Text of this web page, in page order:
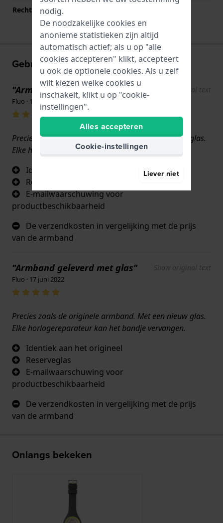
Rechte aanzet
Gebruikerservaringen
"Armband geleverd met glas" Show original text
Fluo · 17 juni 2022
Precies zoals de originele armband. Met een nieuw glas.
Elke horlogereparateur kan het bandje vervangen.
Identiek aan het origineel
Reserveglas
E-mailwaarschuwing voor
productbeschikbaarheid
De verzendkosten in vergelijking met de prijs
van de armband
"Armband geleverd met glas" Show original text
Fluo · 17 juni 2022
Precies zoals de originele armband. Met een nieuw glas.
Elke horlogereparateur kan het bandje vervangen.
Identiek aan het origineel
Reserveglas
E-mailwaarschuwing voor
productbeschikbaarheid
De verzendkosten in vergelijking met de prijs
van de armband
Onlangs bekeken
nodig.
De noodzakelijke cookies en
anonieme statistieken zijn altijd
automatisch actief; als u op "alle
cookies accepteren" klikt, accepteert
u ook de optionele cookies. Als u zelf
wilt kiezen welke cookies u
inschakelt, klikt u op "cookie-
instellingen".
Alles accepteren
Cookie-instellingen
Liever niet